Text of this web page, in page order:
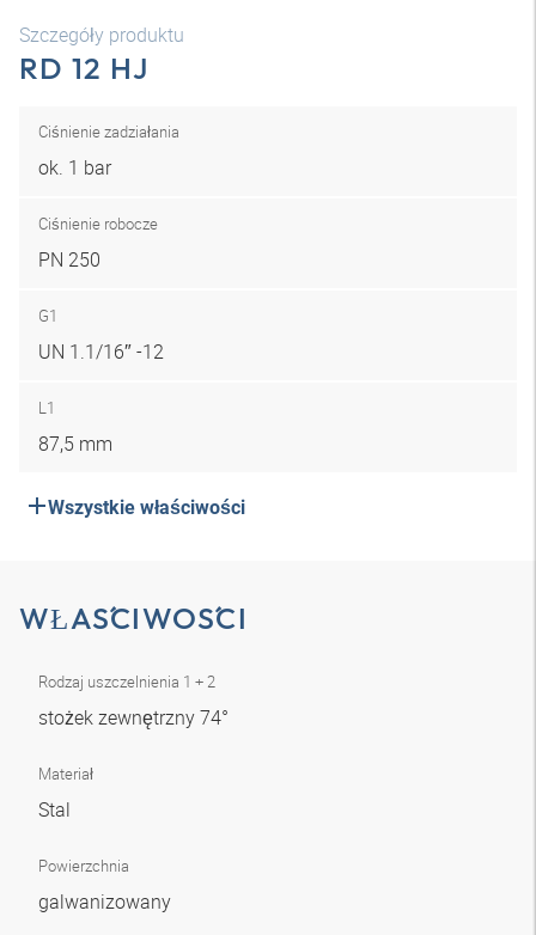
Szczegóły produktu
RD 12 HJ
Ciśnienie zadziałania
ok. 1 bar
Ciśnienie robocze
PN 250
G1
UN 1.1/16″ -12
L1
87,5 mm
Wszystkie właściwości
WŁAŚCIWOŚCI
Rodzaj uszczelnienia 1 + 2
stożek zewnętrzny 74°
Materiał
Stal
Powierzchnia
galwanizowany